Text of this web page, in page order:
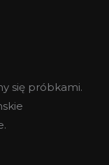
się próbkami.